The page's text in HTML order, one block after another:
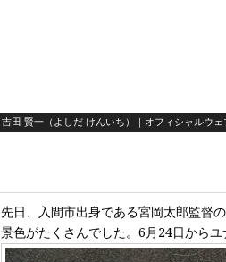
吉田 賢一（よしだ けんいち）｜オフィシャルウ
先日、入間市出身である宮岡太郎監督
景色がたくさんでした。6月24日から